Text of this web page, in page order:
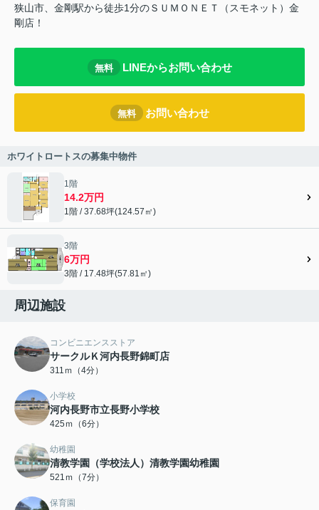
狭山市、金剛駅から徒歩1分のＳＵＭＯＮＥＴ（スモネット）金
剛店！
無料 LINEからお問い合わせ
無料 お問い合わせ
ホワイトロートスの募集中物件
1階
14.2万円
1階 / 37.68坪(124.57㎡)
3階
6万円
3階 / 17.48坪(57.81㎡)
周辺施設
コンビニエンスストア
サークルＫ河内長野錦町店
311ｍ（4分）
小学校
河内長野市立長野小学校
425ｍ（6分）
幼稚園
清教学園（学校法人）清教学園幼稚園
521ｍ（7分）
保育園